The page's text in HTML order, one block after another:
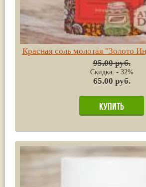
Красная соль молотая "Золото
95.00 руб.
Скидка: - 32%
65.00 руб.